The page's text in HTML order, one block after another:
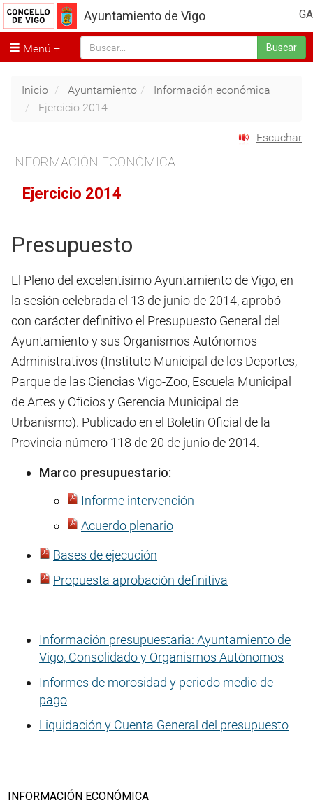
GA
Ayuntamiento de Vigo
Menú Buscar
Inicio Ayuntamiento
Información económica
Ejercicio 2014
Escuchar
INFORMACIÓN ECONÓMICA
Ejercicio 2014
Presupuesto
El Pleno del excelentísimo Ayuntamiento de Vigo, en
la sesión celebrada el 13 de junio de 2014, aprobó
con carácter definitivo el Presupuesto General del
Ayuntamiento y sus Organismos Autónomos
Administrativos (Instituto Municipal de los Deportes,
Parque de las Ciencias Vigo-Zoo, Escuela Municipal
de Artes y Oficios y Gerencia Municipal de
Urbanismo). Publicado en el Boletín Oficial de la
Provincia número 118 de 20 de junio de 2014.
Marco presupuestario:
Informe intervención
Acuerdo plenario
Bases de ejecución
Propuesta aprobación definitiva
Información presupuestaria: Ayuntamiento de
Vigo, Consolidado y Organismos Autónomos
Informes de morosidad y periodo medio de
pago
Liquidación y Cuenta General del presupuesto
INFORMACIÓN ECONÓMICA